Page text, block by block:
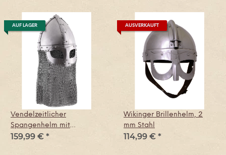
AUF LAGER
Vendelzeitlicher
Spangenhelm mit
Kettenbrünne,
159,99 € *
AUSVERKAUFT
Wikinger Brillenhelm, 2
mm Stahl
114,99 € *